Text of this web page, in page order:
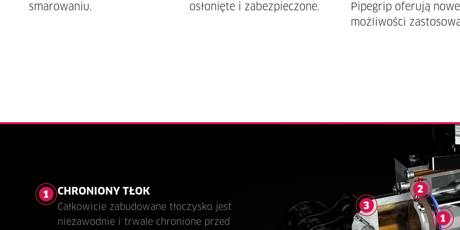
smarowaniu. osłonięte i zabezpieczone.
Pipegrip oferują nowe
możliwości
CHRONIONY TŁOK
Całkowicie zabudowane tłoczysko jest
niezawodnie i trwale chronione przed